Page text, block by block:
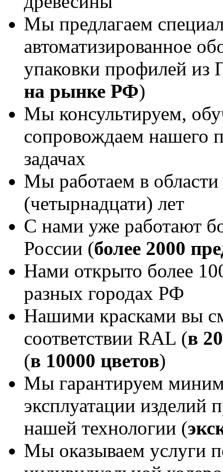
Мы предлагаем
автоматизированное
упаковки профилей
на рынке РФ)
Мы консультируем,
сопровождаем нашего
задачах
Мы работаем в области
(четырнадцати) лет
С нами уже работают
России (более 2000
Нами открыто более
разных городах РФ
Нашими красками вы
соответствии RAL (в
(в 10000 цветов)
Мы гарантируем
эксплуатации
нашей технологии (
Мы оказываем услуги